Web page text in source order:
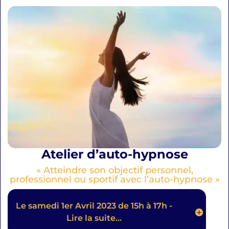
Atelier d’auto-hypnose
« Atteindre son objectif personnel,
professionnel ou sportif avec l’auto-hypnose »
Le samedi 1er Avril 2023 de 15h à 17h -
Lire la suite...